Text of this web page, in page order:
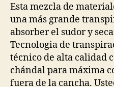
Esta mezcla de
una más grande
absorber el sudor y
Tecnologia de
técnico de alta calidad
chándal para máxima
fuera de la cancha.